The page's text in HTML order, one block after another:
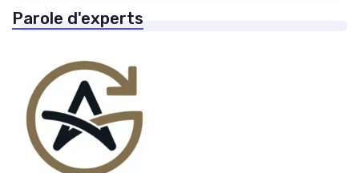
Parole d'experts